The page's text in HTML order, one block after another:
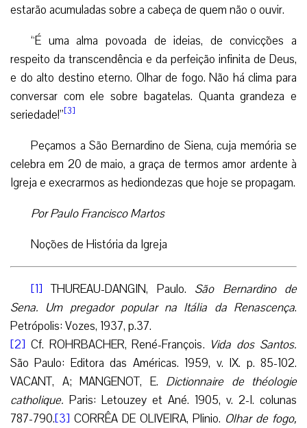
estarão acumuladas sobre a cabeça de quem não o ouvir.
“É uma alma povoada de ideias, de convicções a
respeito da transcendência e da perfeição infinita de Deus,
e do alto destino eterno. Olhar de fogo. Não há clima para
conversar com ele sobre bagatelas. Quanta grandeza e
seriedade!”[3]
Peçamos a São Bernardino de Siena, cuja memória se
celebra em 20 de maio, a graça de termos amor ardente à
Igreja e execrarmos as hediondezas que hoje se propagam.
Por Paulo Francisco Martos
Noções de História da Igreja
[1] THUREAU-DANGIN, Paulo. São Bernardino de
Sena. Um pregador popular na Itália da Renascença.
Petrópolis: Vozes, 1937, p.37.
[2] Cf. ROHRBACHER, René-François. Vida dos Santos.
São Paulo: Editora das Américas. 1959, v. IX. p. 85-102.
VACANT, A; MANGENOT, E. Dictionnaire de théologie
catholique. Paris: Letouzey et Ané. 1905, v. 2-I. colunas
787-790.[3] CORRÊA DE OLIVEIRA, Plinio. Olhar de fogo,